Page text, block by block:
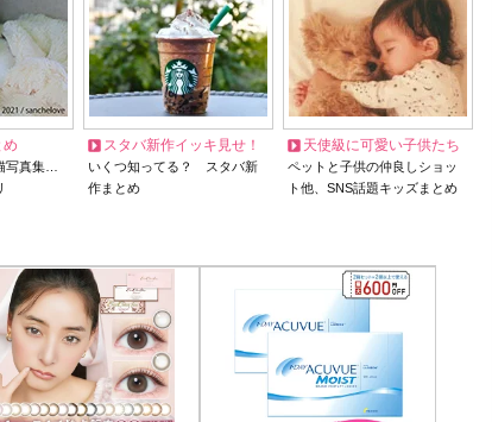
め
写真集…
スタバ新作イッキ見せ！
いくつ知ってる？ スタバ新
作まとめ
天使級に可愛い子供たち
ペットと子供の仲良しショッ
ト他、SNS話題キッズまとめ